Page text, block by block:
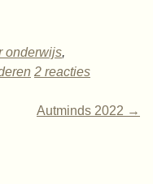
onderwijs,
2 reacties
Autminds 2022 →